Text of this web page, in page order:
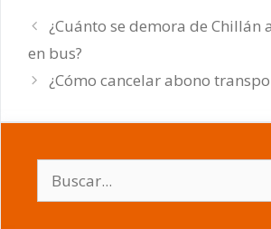
¿Cuánto se demora de Chillán
en bus?
¿Cómo cancelar abono